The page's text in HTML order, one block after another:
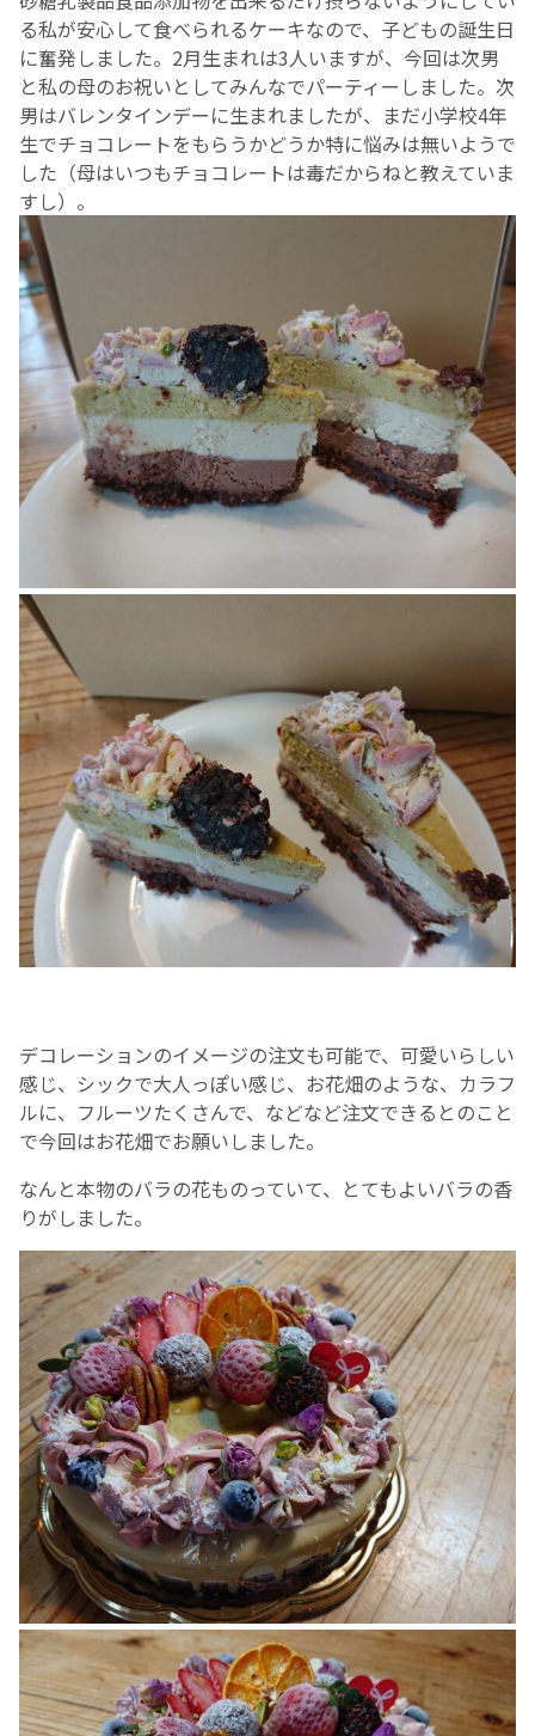
る私が安心して食べられるケーキなので、子どもの誕生日
に奮発しました。2月生まれは3人いますが、今回は次男
と私の母のお祝いとしてみんなでパーティーしました。次
男はバレンタインデーに生まれましたが、まだ小学校4年
生でチョコレートをもらうかどうか特に悩みは無いようで
した（母はいつもチョコレートは毒だからねと教えていま
すし）。
デコレーションのイメージの注文も可能で、可愛いらしい
感じ、シックで大人っぽい感じ、お花畑のような、カラフ
ルに、フルーツたくさんで、などなど注文できるとのこと
で今回はお花畑でお願いしました。
なんと本物のバラの花ものっていて、とてもよいバラの香
りがしました。